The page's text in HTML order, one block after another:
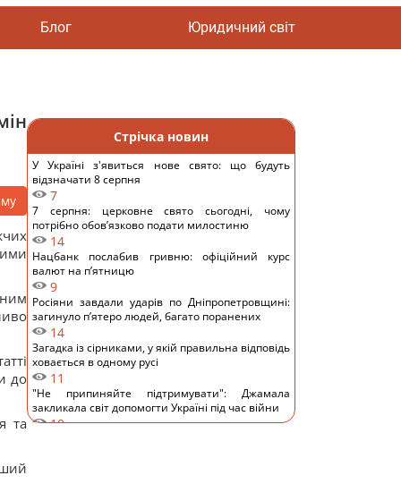
Блог Юридичний світ
до
та
Стрічка новин
У Україні з'явиться нове свято: що будуть
відзначати 8 серпня
7
7 серпня: церковне свято сьогодні, чому
потрібно обов’язково подати милостиню
14
Нацбанк послабив гривню: офіційний курс
валют на п’ятницю
9
Росіяни завдали ударів по Дніпропетровщині:
загинуло пʼятеро людей, багато поранених
14
Загадка із сірниками, у якій правильна відповідь
ховається в одному русі
11
"Не припиняйте підтримувати": Джамала
закликала світ допомогти Україні під час війни
10